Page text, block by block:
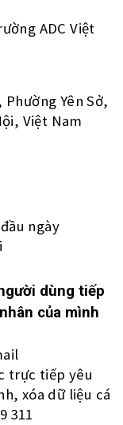
ADC Việt
Yên Sở,
Việt Nam
ngày
dùng tiếp
của mình
trực tiếp yêu
xóa dữ liệu cá
311